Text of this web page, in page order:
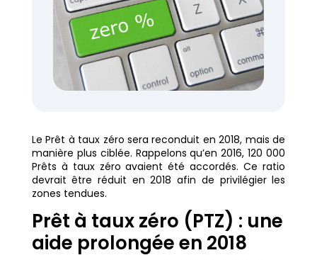
Le Prêt à taux zéro sera reconduit en 2018, mais de
manière plus ciblée. Rappelons qu’en 2016, 120 000
Prêts à taux zéro avaient été accordés. Ce ratio
devrait être réduit en 2018 afin de privilégier les
zones tendues.
Prêt à taux zéro (PTZ) : une
aide prolongée en 2018